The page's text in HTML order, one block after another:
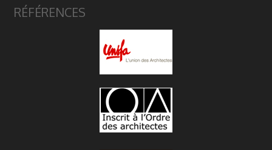
RÉFÉRENCES